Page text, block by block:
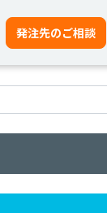
発注先のご相談